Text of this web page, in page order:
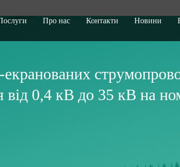
Про нас Контакти Новини
від 0,4 кВ до 35 кВ на